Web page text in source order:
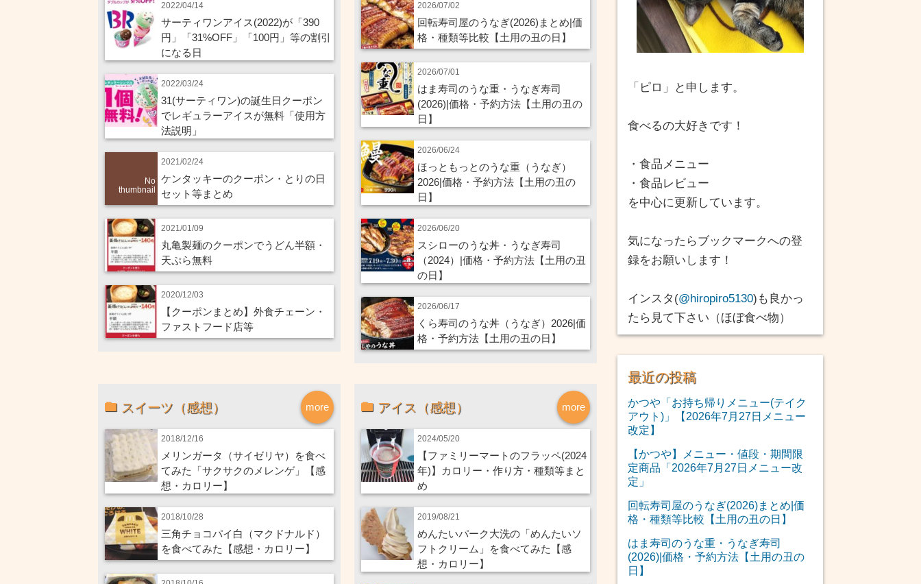
2022/04/14
サーティワンアイス(2022)が「390
円」「31%OFF」「100円」等の割引
になる日
2022/03/24
31(サーティワン)の誕生日クーポン
でレギュラーアイスが無料「使用方
法説明」
No
thumbnail
2021/02/24
ケンタッキーのクーポン・とりの日
セット等まとめ
2021/01/09
丸亀製麺のクーポンでうどん半額・
天ぷら無料
2020/12/03
【クーポンまとめ】外食チェーン・
ファストフード店等
2026/07/02
回転寿司屋のうなぎ(2026)まとめ|価
格・種類等比較【土用の丑の日】
2026/07/01
はま寿司のうな重・うなぎ寿司
(2026)|価格・予約方法【土用の丑の
日】
2026/06/24
ほっともっとのうな重（うなぎ）
2026|価格・予約方法【土用の丑の
日】
2026/06/20
スシローのうな丼・うなぎ寿司
（2024）|価格・予約方法【土用の丑
の日】
2026/06/17
くら寿司のうな丼（うなぎ）2026|価
格・予約方法【土用の丑の日】
more
スイーツ（感想）
2018/12/16
メリンガータ（サイゼリヤ）を食べ
てみた「サクサクのメレンゲ」【感
想・カロリー】
2018/10/28
三角チョコパイ白（マクドナルド）
を食べてみた【感想・カロリー】
more
アイス（感想）
2024/05/20
【ファミリーマートのフラッペ(2024
年)】カロリー・作り方・種類等まと
め
2019/08/21
めんたいパーク大洗の「めんたいソ
フトクリーム」を食べてみた【感
想・カロリー】
「ピロ」と申します。
食べるの大好きです！
・食品メニュー
・食品レビュー
を中心に更新しています。
気になったらブックマークへの登
録をお願いします！
インスタ(@hiropiro5130)も良かっ
たら見て下さい（ほぼ食べ物）
最近の投稿
かつや「お持ち帰りメニュー(テイク
アウト)」【2026年7月27日メニュー
改定】
【かつや】メニュー・値段・期間限
定商品「2026年7月27日メニュー改
定」
回転寿司屋のうなぎ(2026)まとめ|価
格・種類等比較【土用の丑の日】
はま寿司のうな重・うなぎ寿司
(2026)|価格・予約方法【土用の丑の
日】